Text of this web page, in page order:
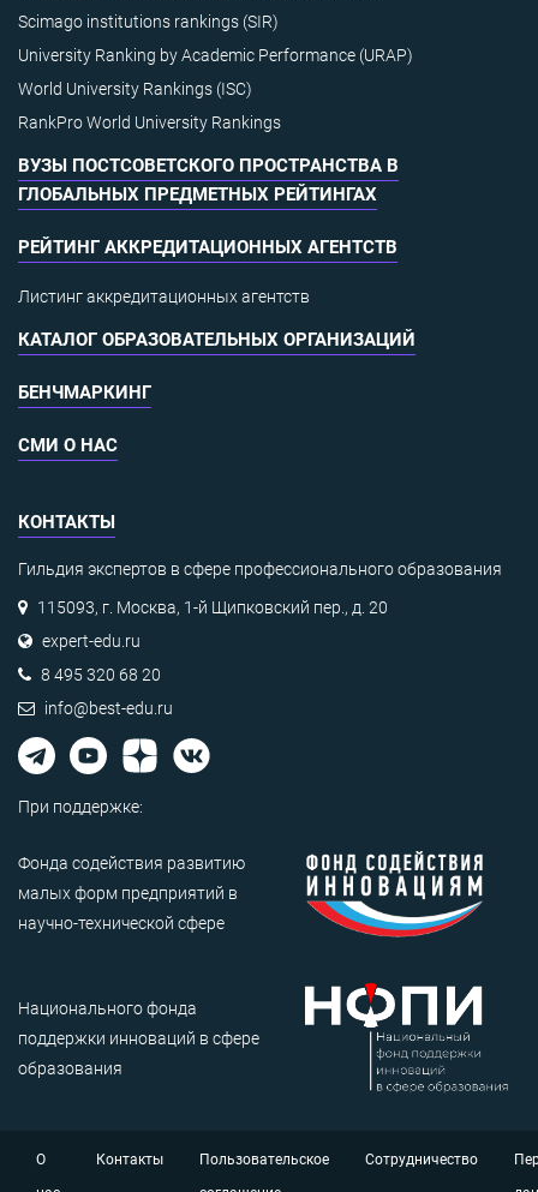
Scimago institutions rankings (SIR)
University Ranking by Academic Performance (URAP)
World University Rankings (ISC)
RankPro World University Rankings
ВУЗЫ ПОСТСОВЕТСКОГО ПРОСТРАНСТВА В
ГЛОБАЛЬНЫХ ПРЕДМЕТНЫХ РЕЙТИНГАХ
РЕЙТИНГ АККРЕДИТАЦИОННЫХ АГЕНТСТВ
Листинг аккредитационных агентств
КАТАЛОГ ОБРАЗОВАТЕЛЬНЫХ ОРГАНИЗАЦИЙ
БЕНЧМАРКИНГ
СМИ О НАС
КОНТАКТЫ
Гильдия экспертов в сфере профессионального образования
115093, г. Москва, 1-й Щипковский пер., д. 20
expert-edu.ru
8 495 320 68 20
info@best-edu.ru
При поддержке:
Фонда содействия развитию
малых форм предприятий в
научно-технической сфере
Национального фонда
поддержки инноваций в сфере
образования
О
Контакты
Пользовательское
Сотрудничество